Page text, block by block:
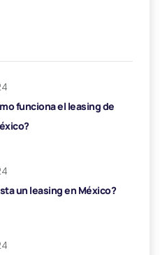
funciona el leasing de
un leasing en México?